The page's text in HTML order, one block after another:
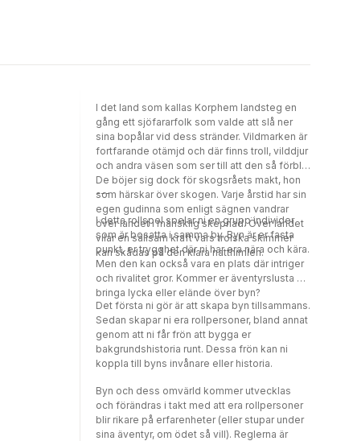
and reignited for a brand new generationof
the main character can die at any point!20
million copies sold worldwide in 32
languagesPerfect for kids who love gamingA
great way to encourage children away from
gaming onscreens and get them back into
reading books!
to go along!
I det land som kallas Korphem landsteg en
gång ett sjöfararfolk som valde att slå ner
sina bopålar vid dess stränder. Vildmarken är
fortfarande otämjd och där finns troll, vilddjur
och andra väsen som ser till att den så förblir.
De böjer sig dock för skogsråets makt, hon
som härskar över skogen. Varje årstid har sin
egen gudinna som enligt sägnen vandrar
över landet i mänsklig skepnad. Över landet
vilar en sällsam kraft vars trolska skimmer
kan skådas på den klara natthimlen.
---
I detta rollspel spelar ni en grupp individer
som är bosatta i samma by. Byn är er fasta
punkt, er trygghet där ni har era nära och kära.
Men den kan också vara en plats där intriger
och rivalitet gror. Kommer er äventyrslusta att
bringa lycka eller elände över byn?
Det första ni gör är att skapa byn tillsammans.
Sedan skapar ni era rollpersoner, bland annat
genom att ni får frön att bygga er
bakgrundshistoria runt. Dessa frön kan ni
koppla till byns invånare eller historia.
Byn och dess omvärld kommer utvecklas
och förändras i takt med att era rollpersoner
blir rikare på erfarenheter (eller stupar under
sina äventyr, om ödet så vill). Reglerna är